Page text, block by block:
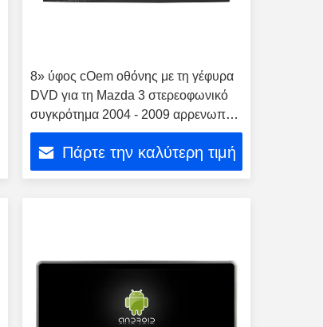
8» ύφος cOem οθόνης με τη γέφυρα
DVD για τη Mazda 3 στερεοφωνικό
συγκρότημα 2004 - 2009 αρρενωπό
αυτοκινήτων DVD πολυμέσων ΠΣΤ
Πάρτε την καλύτερη τιμή